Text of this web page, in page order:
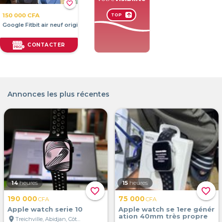
150 000 CFA
Google Fitbit air neuf original
CONTACTER
favorite_border
TOP arrow_upward
Annonces les plus récentes
favorite_border
14 heures
190 000CFA
Apple watch serie 10
location_on
Treichville, Abidjan, Côte d'Ivoire
favorite_border
15 heures
75 000CFA
Apple watch se 1ere génér
ation 40mm très propre